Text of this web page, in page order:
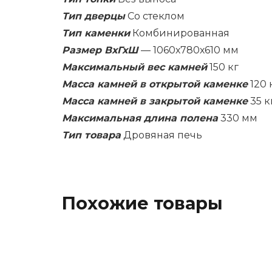
Тип дверцыСо стеклом
Тип каменкиКомбинированная
Размер ВхГхШ— 1060х780х610 мм
Максимальный вес камней150 кг
Масса камней в открытой каменке120
Масса камней в закрытой каменке35
Максимальная длина полена 330 мм
Тип товара Дровяная печь
Похожие товары